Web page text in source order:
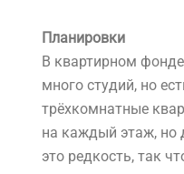
Планировки
В квартирном
много студий, но
трёхкомнатные
на каждый этаж, но
это редкость, так